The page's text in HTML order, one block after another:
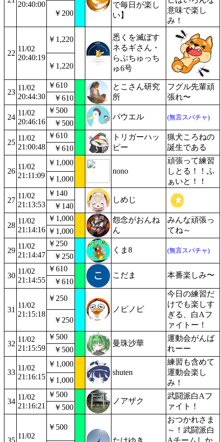
20:40:00
で毎日が楽し
い】
意味で楽し
み！
￥200
22
11/02
20:40:19
￥1,220
悉くを滅ぼす
ネるギさん・
らぶちゅっち
ゅ6号
￥1,220
23
11/02
20:44:30
￥610
とこさん研究
所
フグル先輩頑
張れ〜
￥610
24
11/02
20:46:16
￥500
パウエル (無言スパチャ)
￥500
25
11/02
21:00:48
￥610
トリガーハッ
ピー
猟犬ころねの
誕生である
￥610
26
11/02
21:11:09
￥1,000
nono
頑張って練習
しとる！！ふ
ぁいと！！
￥1,000
27
11/02
21:13:53
￥140
しめじ
￥140
28
11/02
21:14:16
￥1,000
怨念がおんね
ん
みんな頑張っ
てね～
￥1,000
29
11/02
21:14:47
￥250
くま8 (無言スパチャ)
￥250
30
11/02
21:14:55
￥610
こだま 本番楽しみ〜
￥610
31
11/02
21:15:18
￥250
ノピノピ
今日の練習だ
けでも楽しす
ぎる、白Aフ
ァイトー！
￥250
32
11/02
21:15:59
￥500
曼珠沙華
運動会がんば
れーー
￥500
33
11/02
21:16:15
￥1,000
shuten
練習も含めて
運動会楽し
み！
￥1,000
34
11/02
21:16:21
￥500
ノアザク
武闘派白Aフ
ァイト！
￥500
35
11/02
￥500
たけゆき
おつかれさま
～！武闘派白
Aチームしか